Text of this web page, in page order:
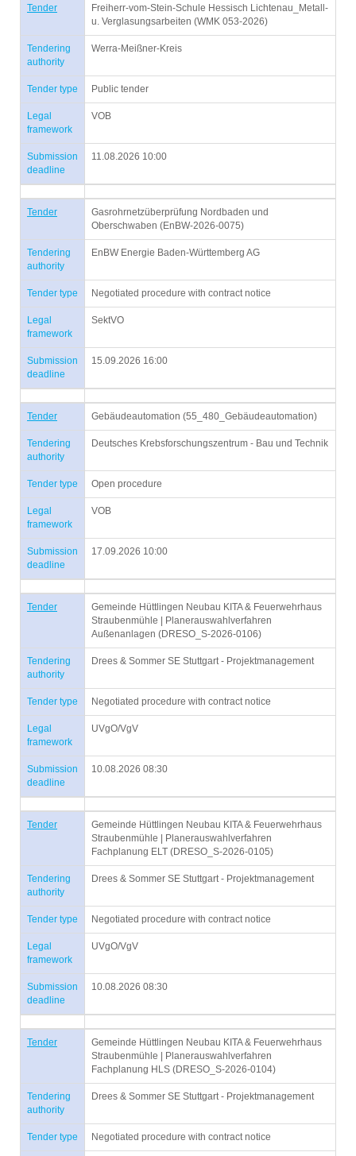
Tender
Freiherr-vom-Stein-Schule Hessisch Lichtenau_Metall-
u. Verglasungsarbeiten (WMK 053-2026)
Tendering
authority
Werra-Meißner-Kreis
Tender type Public tender
Legal
framework
VOB
Submission
deadline
11.08.2026 10:00
Tender
Gasrohrnetzüberprüfung Nordbaden und
Oberschwaben (EnBW-2026-0075)
Tendering
authority
EnBW Energie Baden-Württemberg AG
Tender type Negotiated procedure with contract notice
Legal
framework
SektVO
Submission
deadline
15.09.2026 16:00
Tender Gebäudeautomation (55_480_Gebäudeautomation)
Tendering
authority
Deutsches Krebsforschungszentrum - Bau und Technik
Tender type Open procedure
Legal
framework
VOB
Submission
deadline
17.09.2026 10:00
Tender
Gemeinde Hüttlingen Neubau KITA & Feuerwehrhaus
Straubenmühle | Planerauswahlverfahren
Außenanlagen (DRESO_S-2026-0106)
Tendering
authority
Drees & Sommer SE Stuttgart - Projektmanagement
Tender type Negotiated procedure with contract notice
Legal
framework
UVgO/VgV
Submission
deadline
10.08.2026 08:30
Tender
Gemeinde Hüttlingen Neubau KITA & Feuerwehrhaus
Straubenmühle | Planerauswahlverfahren
Fachplanung ELT (DRESO_S-2026-0105)
Tendering
authority
Drees & Sommer SE Stuttgart - Projektmanagement
Tender type Negotiated procedure with contract notice
Legal
framework
UVgO/VgV
Submission
deadline
10.08.2026 08:30
Tender
Gemeinde Hüttlingen Neubau KITA & Feuerwehrhaus
Straubenmühle | Planerauswahlverfahren
Fachplanung HLS (DRESO_S-2026-0104)
Tendering
authority
Drees & Sommer SE Stuttgart - Projektmanagement
Tender type Negotiated procedure with contract notice